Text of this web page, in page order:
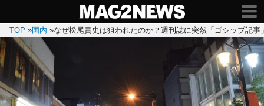
TOP »国内 »なぜ松尾貴史は狙われたのか？週刊誌に突然「ゴシップ記事